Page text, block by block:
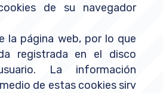
de su navegador
la página web, por lo que
registrada en el disco
La información
de estas cookies sirv